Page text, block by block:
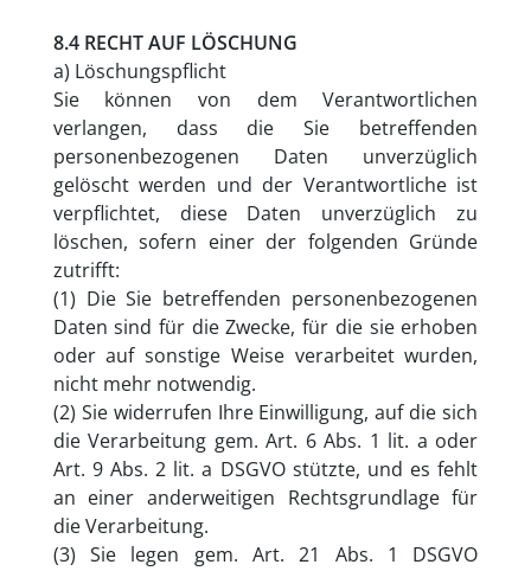
8.4 RECHT AUF LÖSCHUNG
a) Löschungspflicht
Sie können von dem Verantwortlichen
verlangen, dass die Sie betreffenden
personenbezogenen Daten unverzüglich
gelöscht werden und der Verantwortliche ist
verpflichtet, diese Daten unverzüglich zu
löschen, sofern einer der folgenden Gründe
zutrifft:
(1) Die Sie betreffenden personenbezogenen
Daten sind für die Zwecke, für die sie erhoben
oder auf sonstige Weise verarbeitet wurden,
nicht mehr notwendig.
(2) Sie widerrufen Ihre Einwilligung, auf die sich
die Verarbeitung gem. Art. 6 Abs. 1 lit. a oder
Art. 9 Abs. 2 lit. a DSGVO stützte, und es fehlt
an einer anderweitigen Rechtsgrundlage für
die Verarbeitung.
(3) Sie legen gem. Art. 21 Abs. 1 DSGVO